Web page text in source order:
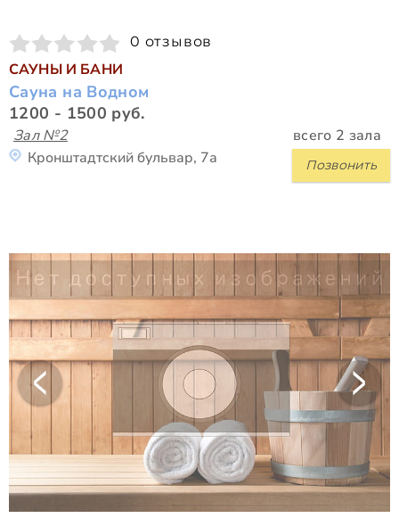
0 отзывов
САУНЫ И БАНИ
Сауна на Водном
1200 - 1500 руб.
Зал №2 всего 2 зала
Позвонить
Кронштадтский бульвар, 7а